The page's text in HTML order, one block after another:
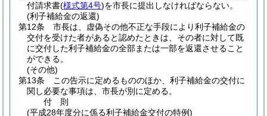
付請求書(様式第4号)を市長に提出しなければならない。
(利子補給金の返還)
第12条
市長は、虚偽その他不正な手段により利子補給金の
交付を受けた者があると認めたときは、その者に対して既
に交付した利子補給金の全部または一部を返還させること
ができる。
(その他)
第13条
この告示に定めるもののほか、利子補給金の交付に
関し必要な事項は、市長が別に定める。
付 則
(平成28年度分に係る利子補給金交付の特例)